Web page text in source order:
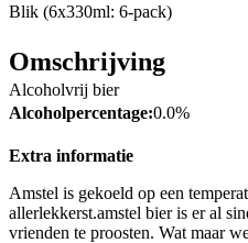
Blik (6x330ml: 6-pack)
Omschrijving
Alcoholvrij bier
Alcoholpercentage:0.0%
Extra informatie
Amstel is gekoeld op een
allerlekkerst.amstel bier is er al
vrienden te proosten. Wat maar